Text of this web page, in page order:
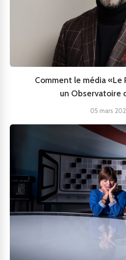
Comment le média «Le
un Observatoire
05 mars